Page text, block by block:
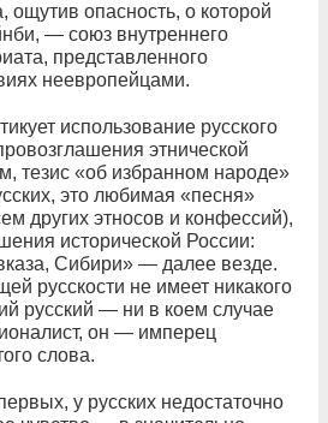
ощутив опасность, о которой
— союз внутреннего
представленного
неевропейцами.
использование русского
этнической
тезис «об избранном народе»
это любимая «песня»
других этносов и конфессий),
исторической России:
Сибири» — далее везде.
русскости не имеет никакого
русский — ни в коем случае
он — имперец
слова.
у русских недостаточно